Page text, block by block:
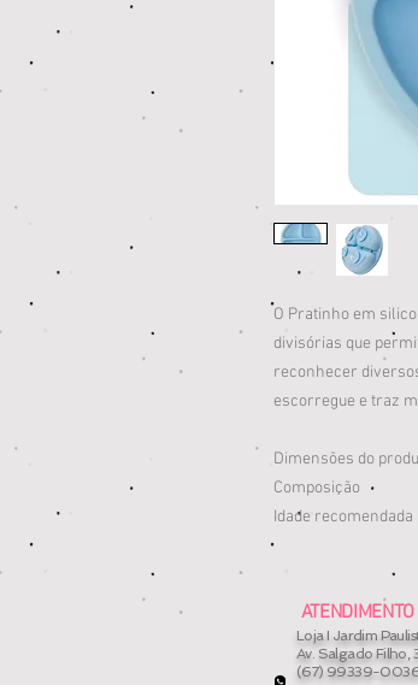
O Pratinho em
divisórias que
reconhecer
escorregue e traz
Dimensões do
Composição
Idade recomendada
ATENDIMENTO
Loja I Jardim
Av. Salgado Filho,
(67) 99339-